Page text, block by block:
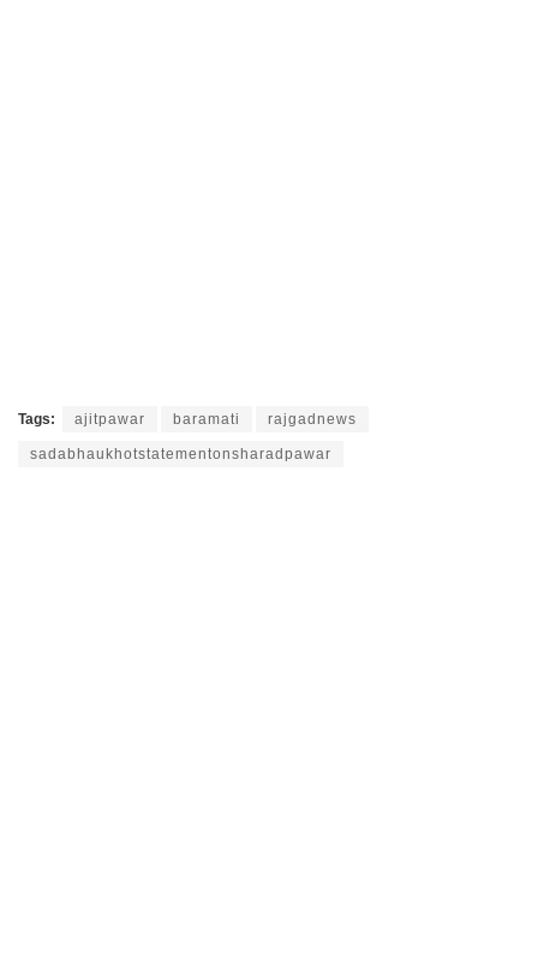
Tags: ajitpawar baramati rajgadnews
sadabhaukhotstatementonsharadpawar